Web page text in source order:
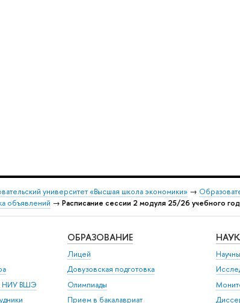
университет «Высшая школа экономики» →
объявлений → Расписание сессии 2 модуля 25/26 учебного
НИУ ВШЭ
ОБРАЗОВАНИЕ
Лицей
Довузовская подготовка
Олимпиады
Прием в бакалавриат